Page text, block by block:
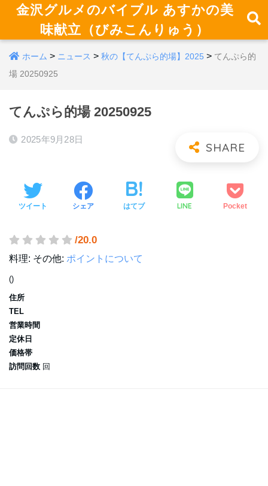
金沢グルメのバイブル あすかの美
味献立（びみこんりゅう）
ホーム > ニュース > 秋の【てんぷら的場】2025 > てんぷら的
場 20250925
てんぷら的場 20250925
2025年9月28日
ツイート シェア はてブ LINE Pocket
/20.0
料理: その他: ポイントについて
()
住所
TEL
営業時間
定休日
価格帯
訪問回数 回